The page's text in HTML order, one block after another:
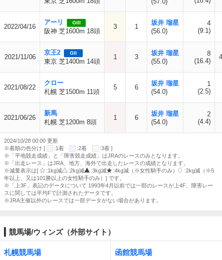
2022/04/16
アーリ GIII
阪神 芝1600m 18頭
3 1
坂井 瑠星
(56.0)
4
(9.1)
2021/11/06
京王2 GII
東京 芝1400m 14頭
1 3
坂井 瑠星
(55.0)
8
(16.4)
2021/08/22
クロー
札幌 芝1500m 11頭
5 6
坂井 瑠星
(54.0)
1
(2.5)
2021/06/26
新馬
札幌 芝1200m 8頭
1 6
坂井 瑠星
(54.0)
2
(4.4)
2024/10/28 00:00 更新
※着順の色分け [
:1着 :2着
:3着 ]
※「平地競走成績」と「障害競走成績」はJRAのレースのみとなります。
※「出走レース」はJRA、地方、海外で出走したレースの成績となります。
※減量表示は[
:1kg減 :2kg減 :3kg減 :4kg減（※女性騎手のみ）
:2kg減（※5
年以上、又は101勝以上の女性騎手のみ）] です。
※「上3F」表記のデータについて 1993年4月以前では一部のレースが上4F、障害レー
スに関しては平均Fで計測されたデータです。
※JRA主催以外のレースでは一部データがない場合があります。
競馬場/ウィンズ（外部サイト）
札幌競馬場 函館競馬場